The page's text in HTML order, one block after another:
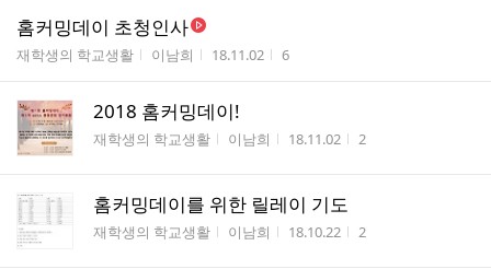
홈커밍데이 초청인사
게시판명
재학생의 학교생활 작성자
이남희 작성시간
18.11.02 조회수
6
2018 홈커밍데이!
게시판명
재학생의 학교생활 작성자
이남희 작성시간
18.11.02 조회수
2
홈커밍데이를 위한 릴레이 기도
게시판명
재학생의 학교생활 작성자
이남희 작성시간
18.10.22 조회수
2